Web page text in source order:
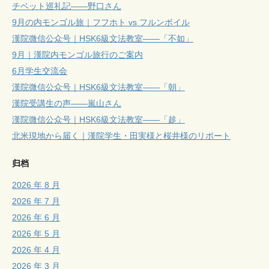
チベット巡礼記——野口さん
9月の内モンゴル旅｜フフホト vs フルンボイル
漢院微信公众号｜HSK6級文法教室——「不如」
9月｜漢院内モンゴル旅行のご案内
6月学生交流会
漢院微信公众号｜HSK6級文法教室——「朝」
漢院受講生の声——嵐山さん
漢院微信公众号｜HSK6級文法教室——「趁」
北米現地から届く｜漢院学生・田実様と桜井様のリポート
归档
2026 年 8 月
2026 年 7 月
2026 年 6 月
2026 年 5 月
2026 年 4 月
2026 年 3 月